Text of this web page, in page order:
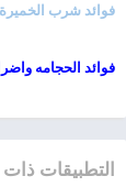
فوائد شرب الخميرة
فوائد الحجامه
التطبيقات